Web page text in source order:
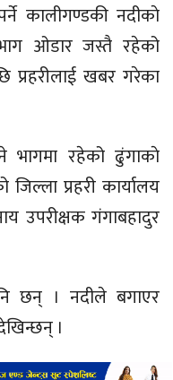
कालीगण्डकी नदीकाे
ओडार जस्तै रहेको
प्रहरीलाई खबर गरेका
भागमा रहेको ढुंगाकाे
प्रहरी कार्यालय
उपरीक्षक गंगाबहादुर
छन् । नदीले बगाएर
।